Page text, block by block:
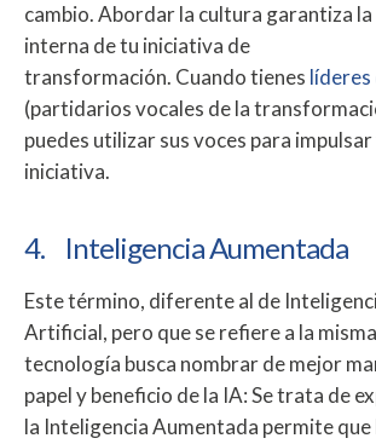
cambio. Abordar la cultura garantiza
interna de tu iniciativa de
transformación. Cuando tienes líderes
(partidarios vocales de la
puedes utilizar sus voces para
iniciativa.
4. Inteligencia Aumentada
Este término, diferente al de
Artificial, pero que se refiere a la misma
tecnología busca nombrar de mejor
papel y beneficio de la IA: Se trata de
la Inteligencia Aumentada permite que